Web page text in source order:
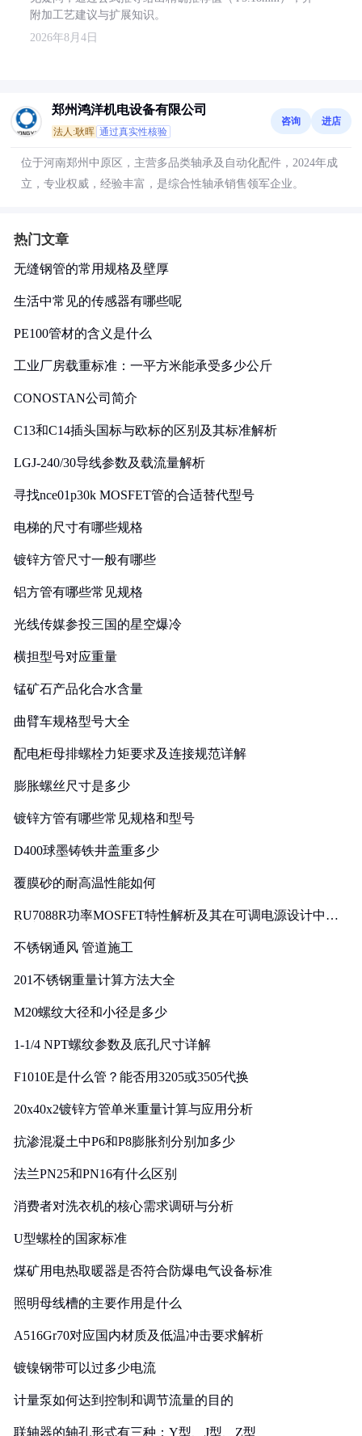
附加工艺建议与扩展知识。
2026年8月4日
郑州鸿洋机电设备有限公司
法人:耿晖 通过真实性核验
咨询 进店
位于河南郑州中原区，主营多品类轴承及自动化配件，2024年成
立，专业权威，经验丰富，是综合性轴承销售领军企业。
热门文章
无缝钢管的常用规格及壁厚
生活中常见的传感器有哪些呢
PE100管材的含义是什么
工业厂房载重标准：一平方米能承受多少公斤
CONOSTAN公司简介
C13和C14插头国标与欧标的区别及其标准解析
LGJ-240/30导线参数及载流量解析
寻找nce01p30k MOSFET管的合适替代型号
电梯的尺寸有哪些规格
镀锌方管尺寸一般有哪些
铝方管有哪些常见规格
光线传媒参投三国的星空爆冷
横担型号对应重量
锰矿石产品化合水含量
曲臂车规格型号大全
配电柜母排螺栓力矩要求及连接规范详解
膨胀螺丝尺寸是多少
镀锌方管有哪些常见规格和型号
D400球墨铸铁井盖重多少
覆膜砂的耐高温性能如何
RU7088R功率MOSFET特性解析及其在可调电源设计中的
不锈钢通风 管道施工
201不锈钢重量计算方法大全
M20螺纹大径和小径是多少
1-1/4 NPT螺纹参数及底孔尺寸详解
F1010E是什么管？能否用3205或3505代换
20x40x2镀锌方管单米重量计算与应用分析
抗渗混凝土中P6和P8膨胀剂分别加多少
法兰PN25和PN16有什么区别
消费者对洗衣机的核心需求调研与分析
U型螺栓的国家标准
煤矿用电热取暖器是否符合防爆电气设备标准
照明母线槽的主要作用是什么
A516Gr70对应国内材质及低温冲击要求解析
镀镍钢带可以过多少电流
计量泵如何达到控制和调节流量的目的
联轴器的轴孔形式有三种：Y型、J型、Z型